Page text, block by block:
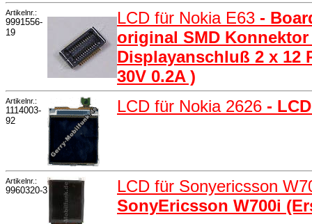
Artikelnr.:
9991556-
19
LCD für Nokia E63 -
original SMD
Displayanschluß 2 x 12
30V 0.2A )
Artikelnr.:
1114003-
92
LCD für Nokia 2626 -
Artikelnr.:
9960320-3
LCD für Sonyericsson
SonyEricsson W700i